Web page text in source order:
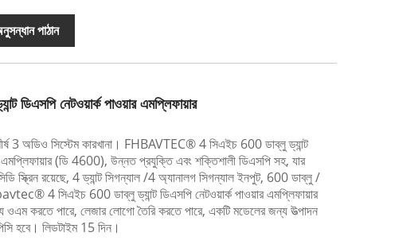
পাঠান
ডিএসপি নেটওয়ার্ক পাওয়ার এমপ্লিফায়ার
3 অডিও সিস্টেম কারখানা। FHBAVTEC® 4 সিএইচ 600 ডাব্লু ড্যান্ট
এমপ্লিফায়ার (ডি 4600), উন্নত প্রযুক্তি এবং শক্তিশালী ডিএসপি সহ, যার
স্ক্রিন রয়েছে, 4 ড্যান্ট সিগন্যাল /4 অ্যানালগ সিগন্যাল ইনপুট, 600 ডাব্লু /
4 সিএইচ 600 ডাব্লু ড্যান্ট ডিএসপি নেটওয়ার্ক পাওয়ার এমপ্লিফায়ার
করতে পারে, লেজার লোগো তৈরি করতে পারে, একটি মডেলের জন্য উত্পাদন
হবে। লিডটাইম 15 দিন।